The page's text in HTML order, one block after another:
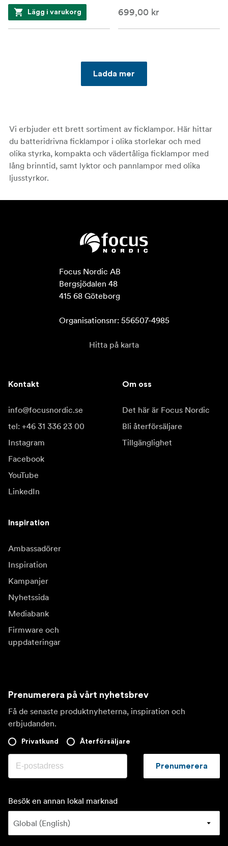
Lägg i varukorg 699,00 kr
Ladda mer
Vi erbjuder ett brett sortiment av ficklampor. Här hittar
du batteridrivna ficklampor i olika storlekar och med
olika styrka, kompakta och vädertåliga ficklampor med
lång brinntid, samt lyktor och pannlampor med olika
ljusstyrkor.
Focus Nordic AB
Bergsjödalen 48
415 68 Göteborg
Organisationsnr: 556507-4985
Hitta på karta
Kontakt
info@focusnordic.se
tel: +46 31 336 23 00
Instagram
Facebook
YouTube
LinkedIn
Om oss
Det här är Focus Nordic
Bli återförsäljare
Tillgänglighet
Inspiration
Ambassadörer
Inspiration
Kampanjer
Nyhetssida
Mediabank
Firmware och
uppdateringar
Prenumerera på vårt nyhetsbrev
Få de senaste produktnyheterna, inspiration och
erbjudanden.
Privatkund Återförsäljare
Prenumerera
Besök en annan lokal marknad